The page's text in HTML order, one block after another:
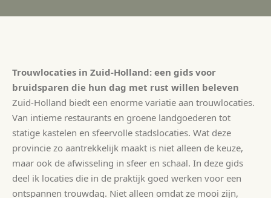
Trouwlocaties in Zuid-Holland: een gids voor
bruidsparen die hun dag met rust willen beleven
Zuid-Holland biedt een enorme variatie aan trouwlocaties.
Van intieme restaurants en groene landgoederen tot
statige kastelen en sfeervolle stadslocaties. Wat deze
provincie zo aantrekkelijk maakt is niet alleen de keuze,
maar ook de afwisseling in sfeer en schaal. In deze gids
deel ik locaties die in de praktijk goed werken voor een
ontspannen trouwdag. Niet alleen omdat ze mooi zijn,